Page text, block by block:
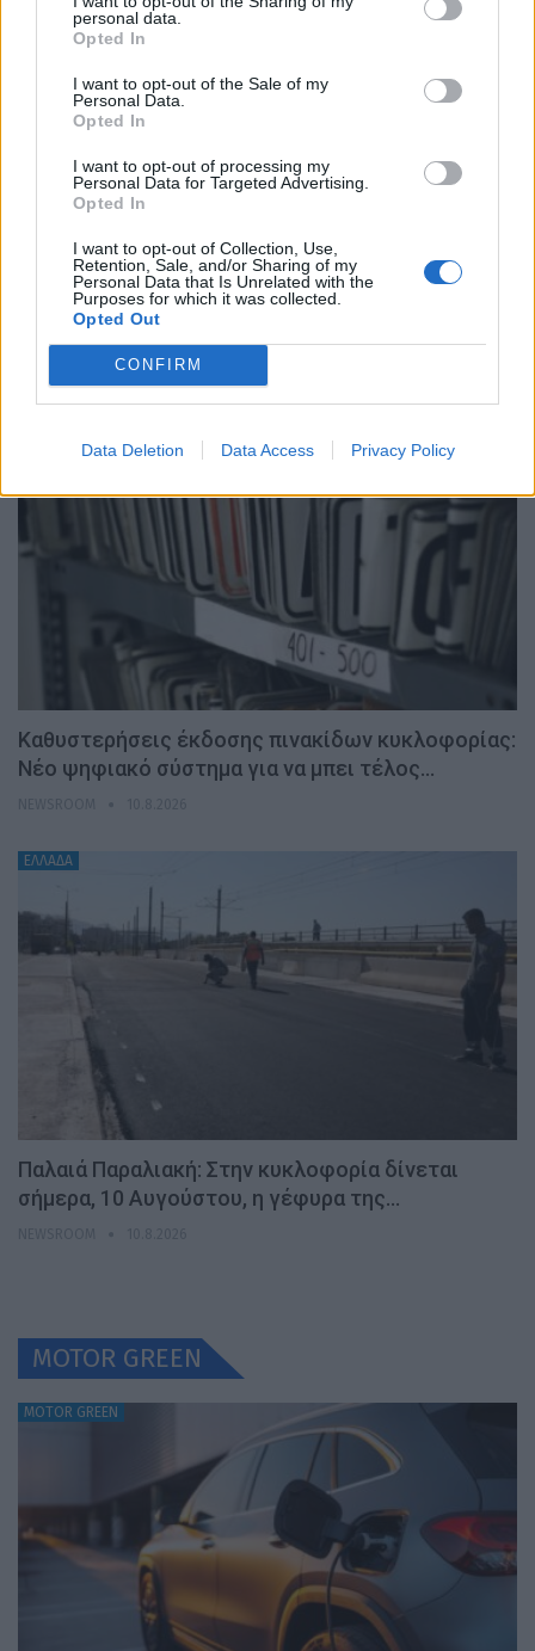
personal data.
Opted In
I want to opt-out of the Sale of my
Personal Data.
Opted In
I want to opt-out of processing my
Personal Data for Targeted Advertising.
Opted In
I want to opt-out of Collection, Use,
Retention, Sale, and/or Sharing of my
Personal Data that Is Unrelated with the
Purposes for which it was collected.
Opted Out
CONFIRM
Data Deletion Data Access Privacy Policy
Λεωφόρος Σχιστού: Σε ισχύ κυκλοφοριακές
ρυθμίσεις την Δευτέρα 10 Αυγούστου
10.8.2026
Καθυστερήσεις έκδοσης πινακίδων κυκλοφορίας:
Νέο ψηφιακό σύστημα για να μπει τέλος…
ΕΛΛΑΔΑ
Παλαιά Παραλιακή: Στην κυκλοφορία δίνεται
σήμερα, 10 Αυγούστου, η γέφυρα της…
MOTOR GREEN
MOTOR GREEN